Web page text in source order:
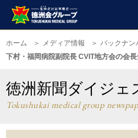
ホーム メディア情報
バックナン
下村・福岡病院副院長 CVIT地方会の会
徳洲新聞ダイジェ
Tokushukai medical group